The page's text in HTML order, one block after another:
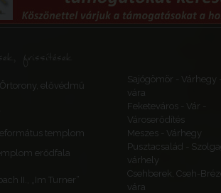
frissítések
elővédmű
Sajógömör - Várhegy
vára
Feketeváros - Vár -
Városerődítés
templom
Meszes - Várhegy
erődfala
Pusztacsalád -
várhely
II., „Im Turner”
Csehberek, Cseh-
vára